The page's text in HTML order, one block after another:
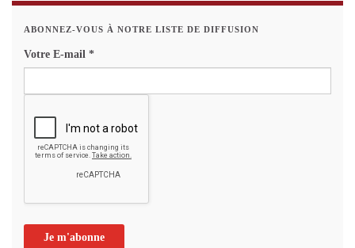
ABONNEZ-VOUS À NOTRE LISTE DE DIFFUSION
Votre E-mail *